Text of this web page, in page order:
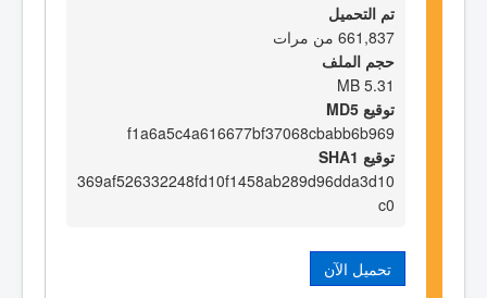
تم التحميل
661,837 من مرات
حجم الملف
5.31 MB
توقيع MD5
f1a6a5c4a616677bf37068cbabb6b969
توقيع SHA1
369af526332248fd10f1458ab289d96dda3d10
c0
تحميل الآن